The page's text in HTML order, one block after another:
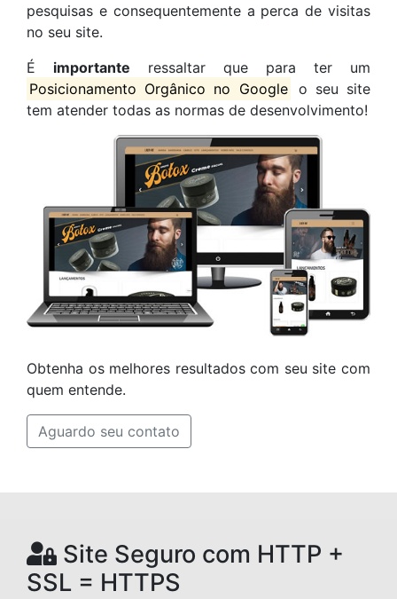
pesquisas e consequentemente a perca de visitas
no seu site.
É importante ressaltar que para ter um
Posicionamento Orgânico no Google
o seu site
tem atender todas as normas de desenvolvimento!
Obtenha os melhores resultados com seu site com
quem entende.
Aguardo seu contato
Site Seguro com HTTP +
SSL = HTTPS